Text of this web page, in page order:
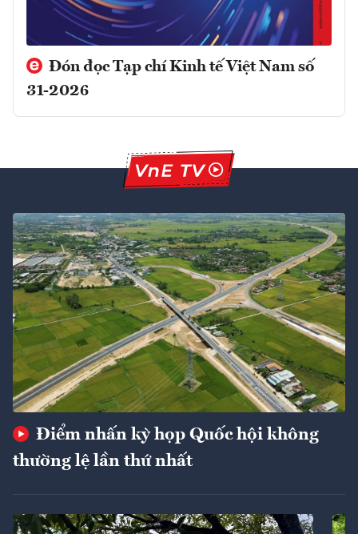
Đón đọc Tạp chí Kinh tế Việt Nam số
31-2026
Điểm nhấn kỳ họp Quốc hội không
thường lệ lần thứ nhất